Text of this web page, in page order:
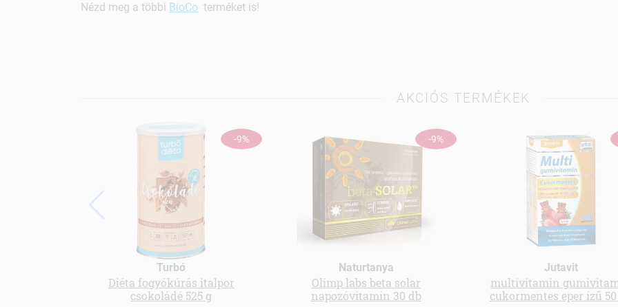
Nézd meg a többi BioCo terméket is!
AKCIÓS TERMÉKEK
-9%
Turbó
Diéta fogyókúrás italpor
csokoládé 525 g
-9%
Naturtanya
Olimp labs beta solar
napozóvitamin 30 db
Jutavit
multivitamin
cukormentes eper ízű